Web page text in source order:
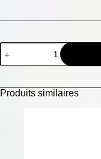
Produits similaires